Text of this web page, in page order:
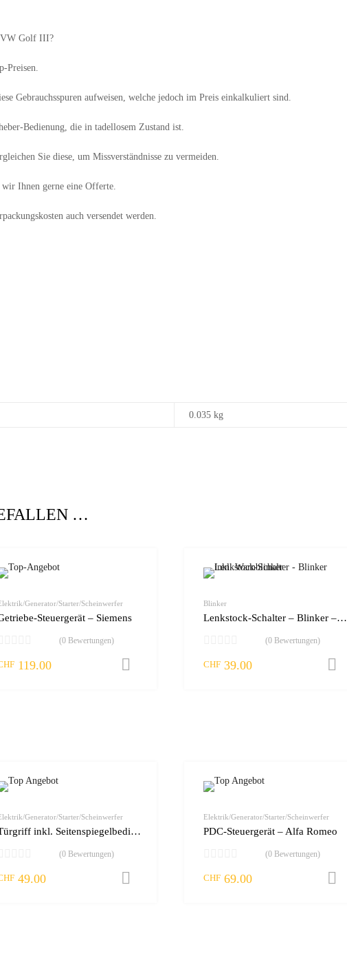
VW Golf III?
Preisen.
Gebrauchsspuren aufweisen, welche jedoch im Preis einkalkuliert sind.
Bedienung, die in tadellosem Zustand ist.
Sie diese, um Missverständnisse zu vermeiden.
Ihnen gerne eine Offerte.
auch versendet werden.
0.035 kg
…
Generator/Starter/Scheinwerfer
Steuergerät – Siemens
(0 Bewertungen)
119.00 In den Warenkorb
Blinker
Lenkstock-Schalter – Blinker – VW Golf/Passat
(0 Bewertungen)
CHF 39.00
Generator/Starter/Scheinwerfer
Türgriff inkl. Seitenspiegelbedienung – VW
(0 Bewertungen)
49.00 In den Warenkorb
Elektrik/Generator/Starter/Scheinwerfer
PDC-Steuergerät – Alfa Romeo
(0 Bewertungen)
CHF 69.00